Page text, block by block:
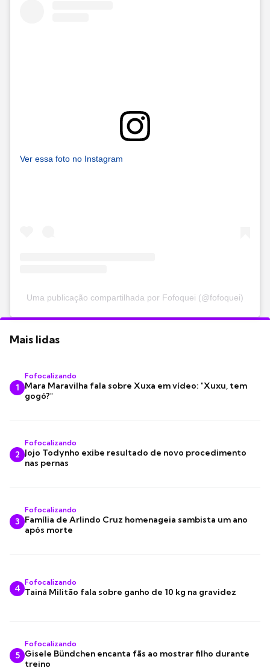
Ver essa foto no Instagram
Uma publicação compartilhada por Fofoquei (@fofoquei)
Mais lidas
1
Fofocalizando
Mara Maravilha fala sobre Xuxa em vídeo: "Xuxu, tem
gogó?"
2
Fofocalizando
Jojo Todynho exibe resultado de novo procedimento
nas pernas
3
Fofocalizando
Família de Arlindo Cruz homenageia sambista um ano
após morte
4
Fofocalizando
Tainá Militão fala sobre ganho de 10 kg na gravidez
5
Fofocalizando
Gisele Bündchen encanta fãs ao mostrar filho durante
treino